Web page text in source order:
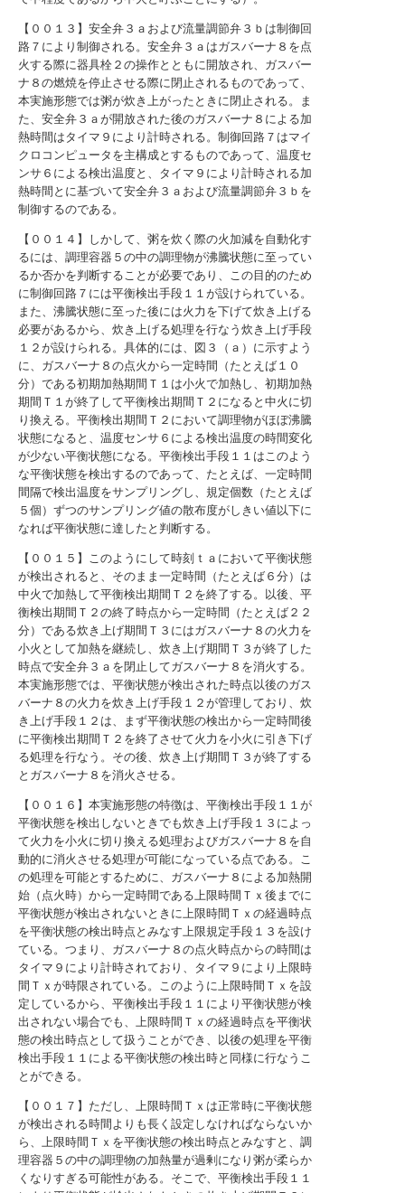
【００１３】安全弁３ａおよび流量調節弁３ｂは制御回
路７により制御される。安全弁３ａはガスバーナ８を点
火する際に器具栓２の操作とともに開放され、ガスバー
ナ８の燃焼を停止させる際に閉止されるものであって、
本実施形態では粥が炊き上がったときに閉止される。ま
た、安全弁３ａが開放された後のガスバーナ８による加
熱時間はタイマ９により計時される。制御回路７はマイ
クロコンピュータを主構成とするものであって、温度セ
ンサ６による検出温度と、タイマ９により計時される加
熱時間とに基づいて安全弁３ａおよび流量調節弁３ｂを
制御するのである。
【００１４】しかして、粥を炊く際の火加減を自動化す
るには、調理容器５の中の調理物が沸騰状態に至ってい
るか否かを判断することが必要であり、この目的のため
に制御回路７には平衡検出手段１１が設けられている。
また、沸騰状態に至った後には火力を下げて炊き上げる
必要があるから、炊き上げる処理を行なう炊き上げ手段
１２が設けられる。具体的には、図３（ａ）に示すよう
に、ガスバーナ８の点火から一定時間（たとえば１０
分）である初期加熱期間Ｔ１は小火で加熱し、初期加熱
期間Ｔ１が終了して平衡検出期間Ｔ２になると中火に切
り換える。平衡検出期間Ｔ２において調理物がほぼ沸騰
状態になると、温度センサ６による検出温度の時間変化
が少ない平衡状態になる。平衡検出手段１１はこのよう
な平衡状態を検出するのであって、たとえば、一定時間
間隔で検出温度をサンプリングし、規定個数（たとえば
５個）ずつのサンプリング値の散布度がしきい値以下に
なれば平衡状態に達したと判断する。
【００１５】このようにして時刻ｔａにおいて平衡状態
が検出されると、そのまま一定時間（たとえば６分）は
中火で加熱して平衡検出期間Ｔ２を終了する。以後、平
衡検出期間Ｔ２の終了時点から一定時間（たとえば２２
分）である炊き上げ期間Ｔ３にはガスバーナ８の火力を
小火として加熱を継続し、炊き上げ期間Ｔ３が終了した
時点で安全弁３ａを閉止してガスバーナ８を消火する。
本実施形態では、平衡状態が検出された時点以後のガス
バーナ８の火力を炊き上げ手段１２が管理しており、炊
き上げ手段１２は、まず平衡状態の検出から一定時間後
に平衡検出期間Ｔ２を終了させて火力を小火に引き下げ
る処理を行なう。その後、炊き上げ期間Ｔ３が終了する
とガスバーナ８を消火させる。
【００１６】本実施形態の特徴は、平衡検出手段１１が
平衡状態を検出しないときでも炊き上げ手段１３によっ
て火力を小火に切り換える処理およびガスバーナ８を自
動的に消火させる処理が可能になっている点である。こ
の処理を可能とするために、ガスバーナ８による加熱開
始（点火時）から一定時間である上限時間Ｔｘ後までに
平衡状態が検出されないときに上限時間Ｔｘの経過時点
を平衡状態の検出時点とみなす上限規定手段１３を設け
ている。つまり、ガスバーナ８の点火時点からの時間は
タイマ９により計時されており、タイマ９により上限時
間Ｔｘが時限されている。このように上限時間Ｔｘを設
定しているから、平衡検出手段１１により平衡状態が検
出されない場合でも、上限時間Ｔｘの経過時点を平衡状
態の検出時点として扱うことができ、以後の処理を平衡
検出手段１１による平衡状態の検出時と同様に行なうこ
とができる。
【００１７】ただし、上限時間Ｔｘは正常時に平衡状態
が検出される時間よりも長く設定しなければならないか
ら、上限時間Ｔｘを平衡状態の検出時点とみなすと、調
理容器５の中の調理物の加熱量が過剰になり粥が柔らか
くなりすぎる可能性がある。そこで、平衡検出手段１１